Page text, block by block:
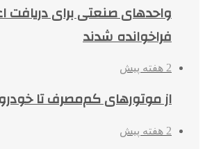
واحدهای صنعتی برای دریافت
فراخوانده شدند
2 هفته پیش
از موتورهای کم‌مصرف تا
2 هفته پیش